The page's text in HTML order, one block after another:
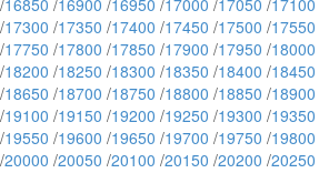
/16850 /16900 /16950 /17000 /17050 /17100
/17300 /17350 /17400 /17450 /17500 /17550
/17750 /17800 /17850 /17900 /17950 /18000
/18200 /18250 /18300 /18350 /18400 /18450
/18650 /18700 /18750 /18800 /18850 /18900
/19100 /19150 /19200 /19250 /19300 /19350
/19550 /19600 /19650 /19700 /19750 /19800
/20000 /20050 /20100 /20150 /20200 /20250